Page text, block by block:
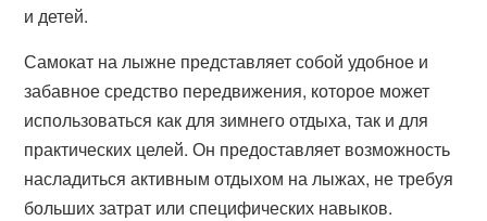
и детей.
Самокат на лыжне представляет собой удобное и
забавное средство передвижения, которое может
использоваться как для зимнего отдыха, так и для
практических целей. Он предоставляет возможность
насладиться активным отдыхом на лыжах, не требуя
больших затрат или специфических навыков.